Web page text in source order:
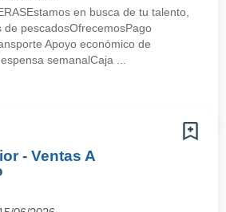
en busca de tu talento,
de pescadosOfrecemosPago
Apoyo económico de
semanalCaja ...
- Ventas A